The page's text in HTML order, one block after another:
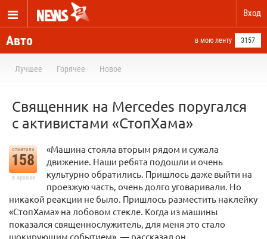
Вход
Авто в мою ленту 3157
Лучшее Горячее Новое
Священник на Merсedes поругался
с активистами «СтопХама»
отметили
158
в архиве
«Машина стояла вторым рядом и сужала
движение. Наши ребята подошли и очень
культурно обратились. Пришлось даже выйти на
проезжую часть, очень долго уговаривали. Но
никакой реакции не было. Пришлось разместить наклейку
«СтопХама» на лобовом стекле. Когда из машины
показался священнослужитель, для меня это стало
шокирующим событием», — рассказал он.